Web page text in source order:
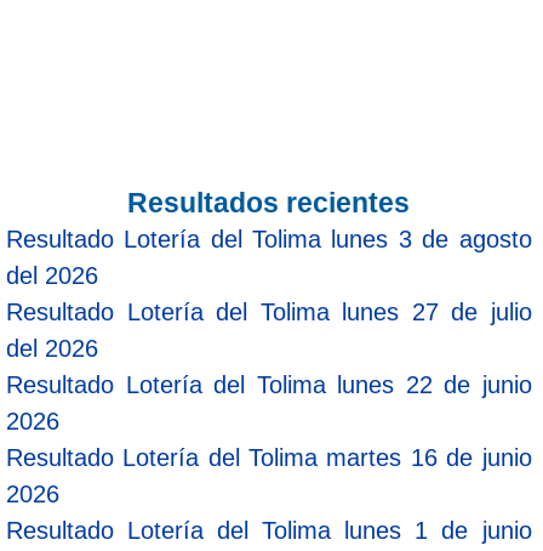
Resultados recientes
Resultado Lotería del Tolima lunes 3 de agosto
del 2026
Resultado Lotería del Tolima lunes 27 de julio
del 2026
Resultado Lotería del Tolima lunes 22 de junio
2026
Resultado Lotería del Tolima martes 16 de junio
2026
Resultado Lotería del Tolima lunes 1 de junio